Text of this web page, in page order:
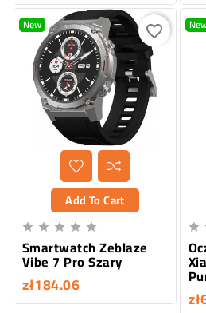
New
Add To Cart
    
Smartwatch Zeblaze
Vibe 7 Pro Szary
zł184.06
favorite_border
